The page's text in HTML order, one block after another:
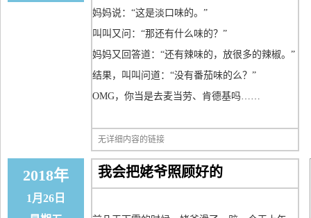
妈妈说：“这是淡口味的。”
叫叫又问：“那还有什么味的？”
妈妈又回答道：“还有辣味的，放很多的辣椒。”
结果，叫叫问道：“没有番茄味的么？”
OMG，你当是去麦当劳、肯德基吗……
无详细内容的链接
2018年
1月26日
我会把姥爷照顾好的